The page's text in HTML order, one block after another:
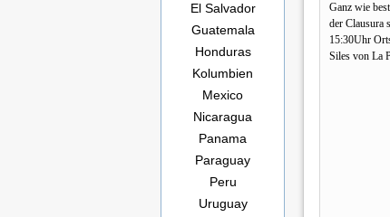
Ganz wie
der Clausura
15:30Uhr
Siles von La
El Salvador
Guatemala
Honduras
Kolumbien
Mexico
Nicaragua
Panama
Paraguay
Peru
Uruguay